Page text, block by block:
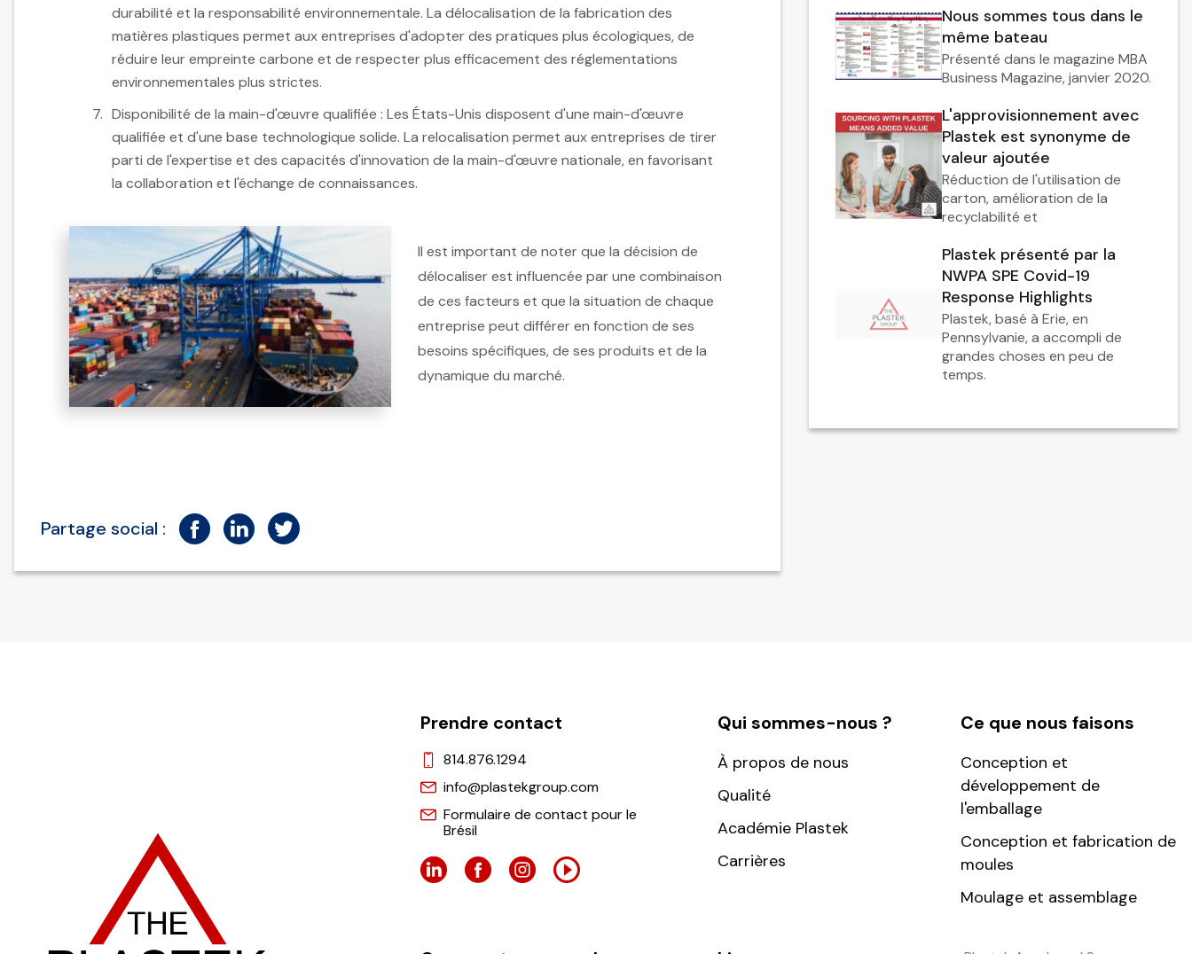
durabilité et la responsabilité environnementale. La délocalisation de la fabrication des
matières plastiques permet aux entreprises d'adopter des pratiques plus écologiques, de
réduire leur empreinte carbone et de respecter plus efficacement des réglementations
environnementales plus strictes.
Disponibilité de la main-d'œuvre qualifiée : Les États-Unis disposent d'une main-d'œuvre
qualifiée et d'une base technologique solide. La relocalisation permet aux entreprises de tirer
parti de l'expertise et des capacités d'innovation de la main-d'œuvre nationale, en favorisant
la collaboration et l'échange de connaissances.
Il est important de noter que la décision de
délocaliser est influencée par une combinaison
de ces facteurs et que la situation de chaque
entreprise peut différer en fonction de ses
besoins spécifiques, de ses produits et de la
dynamique du marché.
Partage social :
Nous sommes tous dans le
même bateau
Présenté dans le magazine MBA
Business Magazine, janvier 2020.
L'approvisionnement avec
Plastek est synonyme de
valeur ajoutée
Réduction de l'utilisation de
carton, amélioration de la
recyclabilité et
Plastek présenté par la
NWPA SPE Covid-19
Response Highlights
Plastek, basé à Erie, en
Pennsylvanie, a accompli de
grandes choses en peu de
temps.
Prendre contact
814.876.1294
info@plastekgroup.com
Formulaire de contact pour le
Brésil
Qui sommes-nous ?
À propos de nous
Qualité
Académie Plastek
Carrières
Ce que nous faisons
Conception et
développement de
l'emballage
Conception et fabrication de
moules
Moulage et assemblage